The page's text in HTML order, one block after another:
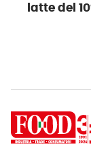
latte del